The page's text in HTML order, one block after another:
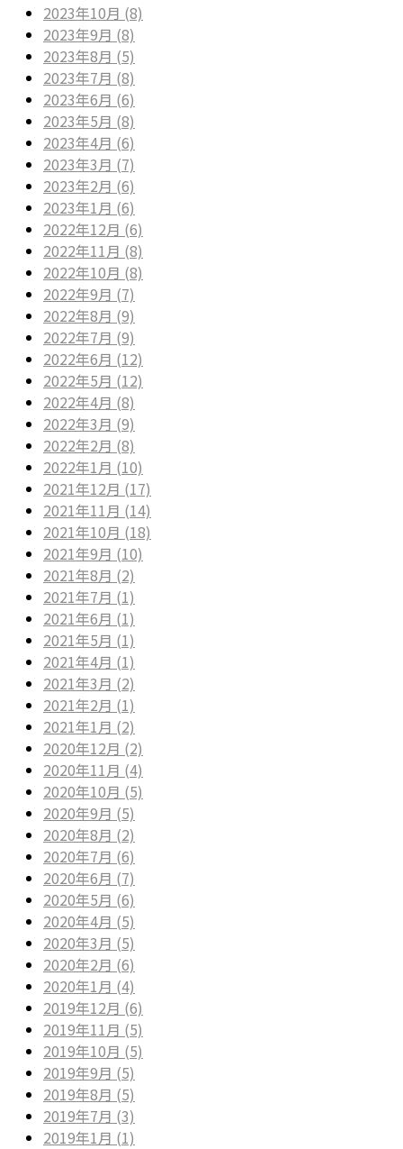
2023年10月 (8)
2023年9月 (8)
2023年8月 (5)
2023年7月 (8)
2023年6月 (6)
2023年5月 (8)
2023年4月 (6)
2023年3月 (7)
2023年2月 (6)
2023年1月 (6)
2022年12月 (6)
2022年11月 (8)
2022年10月 (8)
2022年9月 (7)
2022年8月 (9)
2022年7月 (9)
2022年6月 (12)
2022年5月 (12)
2022年4月 (8)
2022年3月 (9)
2022年2月 (8)
2022年1月 (10)
2021年12月 (17)
2021年11月 (14)
2021年10月 (18)
2021年9月 (10)
2021年8月 (2)
2021年7月 (1)
2021年6月 (1)
2021年5月 (1)
2021年4月 (1)
2021年3月 (2)
2021年2月 (1)
2021年1月 (2)
2020年12月 (2)
2020年11月 (4)
2020年10月 (5)
2020年9月 (5)
2020年8月 (2)
2020年7月 (6)
2020年6月 (7)
2020年5月 (6)
2020年4月 (5)
2020年3月 (5)
2020年2月 (6)
2020年1月 (4)
2019年12月 (6)
2019年11月 (5)
2019年10月 (5)
2019年9月 (5)
2019年8月 (5)
2019年7月 (3)
2019年1月 (1)